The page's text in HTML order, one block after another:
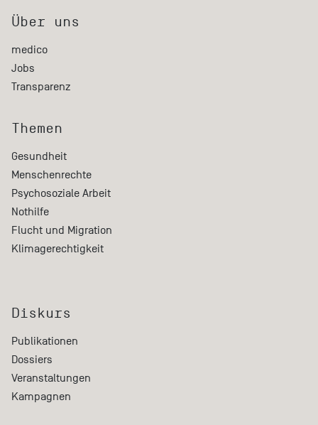
Über uns
medico
Jobs
Transparenz
Themen
Gesundheit
Menschenrechte
Psychosoziale Arbeit
Nothilfe
Flucht und Migration
Klimagerechtigkeit
Diskurs
Publikationen
Dossiers
Veranstaltungen
Kampagnen